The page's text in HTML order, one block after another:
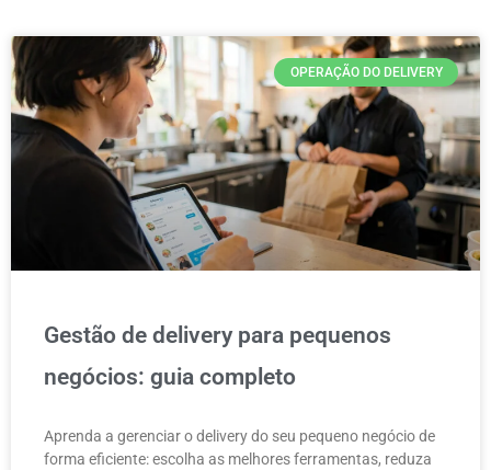
OPERAÇÃO DO DELIVERY
Gestão de delivery para pequenos
negócios: guia completo
Aprenda a gerenciar o delivery do seu pequeno negócio de
forma eficiente: escolha as melhores ferramentas, reduza